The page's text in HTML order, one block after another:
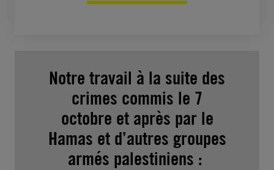
Notre travail à la suite des
crimes commis le 7
octobre et après par le
Hamas et d’autres groupes
armés palestiniens :